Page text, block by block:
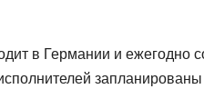
в Германии и ежегодно